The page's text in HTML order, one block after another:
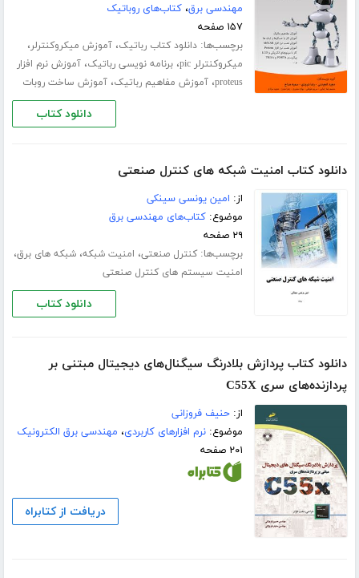
مهندسی برق،کتاب‌های روباتیک
۱۵۷ صفحه
برچسب‌ها:دانلود کتاب رباتیک،آموزش میکروکنترلر،
میکروکنترلر pic ،برنامه نویسی رباتیک،آموزش نرم افزار
proteus،آموزش مفاهیم رباتیک،آموزش ساخت روبات
دانلود کتاب
دانلود کتاب امنیت شبکه های کنترل صنعتی
از: امین یونسی سینکی
موضوع:کتاب‌های مهندسی برق
۲۹ صفحه
برچسب‌ها:کنترل صنعتی، امنیت شبکه،شبکه های برق،
امنیت سیستم های کنترل صنعتی
دانلود کتاب
دانلود کتاب پردازش بلادرنگ سیگنال‌های دیجیتال مبتنی بر
پردازنده‌های سری C55X
از:حنیف فروزانی
موضوع:نرم افزارهای کاربردی، مهندسی برق الکترونیک
۲۰۱ صفحه
دریافت از کتابراه